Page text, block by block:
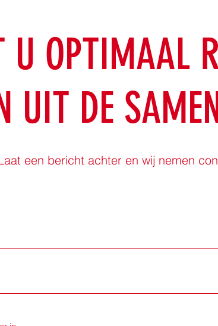
U OPTIMAAL
UIT DE
een bericht achter en wij nemen